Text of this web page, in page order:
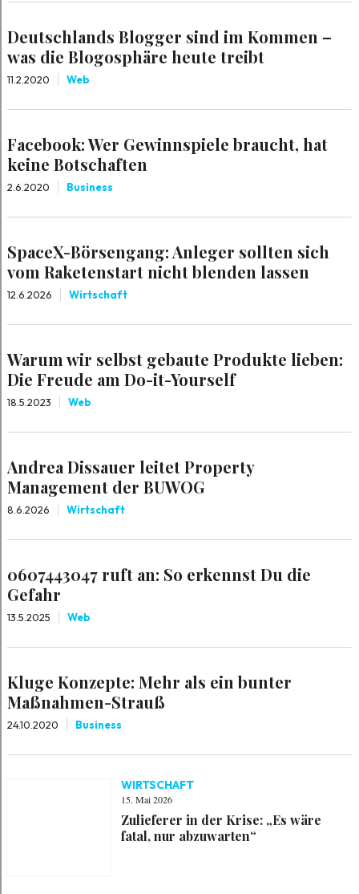
Deutschlands Blogger sind im Kommen –
was die Blogosphäre heute treibt
11.2.2020 Web
Facebook: Wer Gewinnspiele braucht, hat
keine Botschaften
2.6.2020 Business
SpaceX-Börsengang: Anleger sollten sich
vom Raketenstart nicht blenden lassen
12.6.2026 Wirtschaft
Warum wir selbst gebaute Produkte lieben:
Die Freude am Do-it-Yourself
18.5.2023 Web
Andrea Dissauer leitet Property
Management der BUWOG
8.6.2026 Wirtschaft
0607443047 ruft an: So erkennst Du die
Gefahr
13.5.2025 Web
Kluge Konzepte: Mehr als ein bunter
Maßnahmen-Strauß
24.10.2020 Business
WIRTSCHAFT
15. Mai 2026
Zulieferer in der Krise: „Es wäre
fatal, nur abzuwarten“